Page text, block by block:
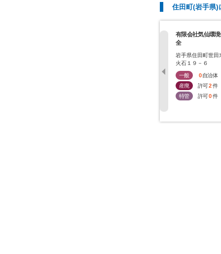
住田町(岩手県)
有限会社気仙環
全
岩手県住田町世田
火石１９－６
一般 0 自治体
産廃
許可2件
特管
許可0件